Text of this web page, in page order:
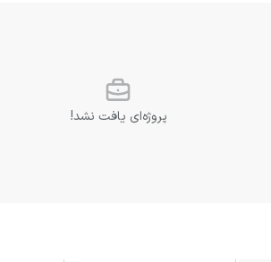
پروژه‌ای یافت نشد!